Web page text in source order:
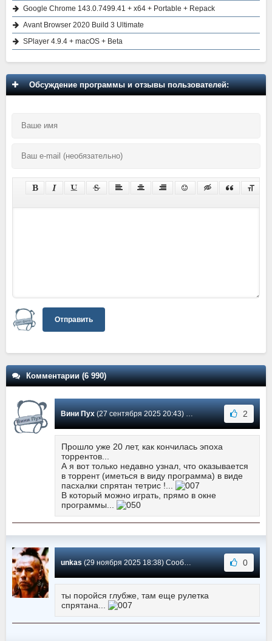
Google Chrome 143.0.7499.41 + x64 + Portable + Repack
Avant Browser 2020 Build 3 Ultimate
SPlayer 4.9.4 + macOS + Beta
Обсуждение программы и отзывы пользователей:
Отправить
Комментарии (6 990)
Вини Пух(27 сентября 2025 20:43) Сообщение #6216 2
Прошло уже 20 лет, как кончилась эпоха
торрентов...
А я вот только недавно узнал, что оказывается
в торрент (иметься в виду программа) в виде
пасхалки спрятан тетрис !...
В который можно играть, прямо в окне
программы...
unkas(29 ноября 2025 18:38) Сообщение #6215 0
ты поройся глубже, там еще рулетка
спрятана...